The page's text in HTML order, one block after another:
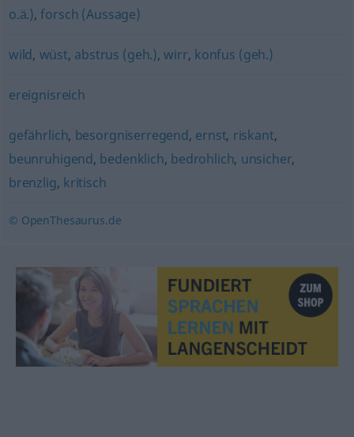
o.ä.),forsch (Aussage)
wild, wüst, abstrus (geh.),wirr, konfus (geh.)
ereignisreich
gefährlich, besorgniserregend, ernst, riskant,
beunruhigend, bedenklich, bedrohlich, unsicher,
brenzlig, kritisch
© OpenThesaurus.de